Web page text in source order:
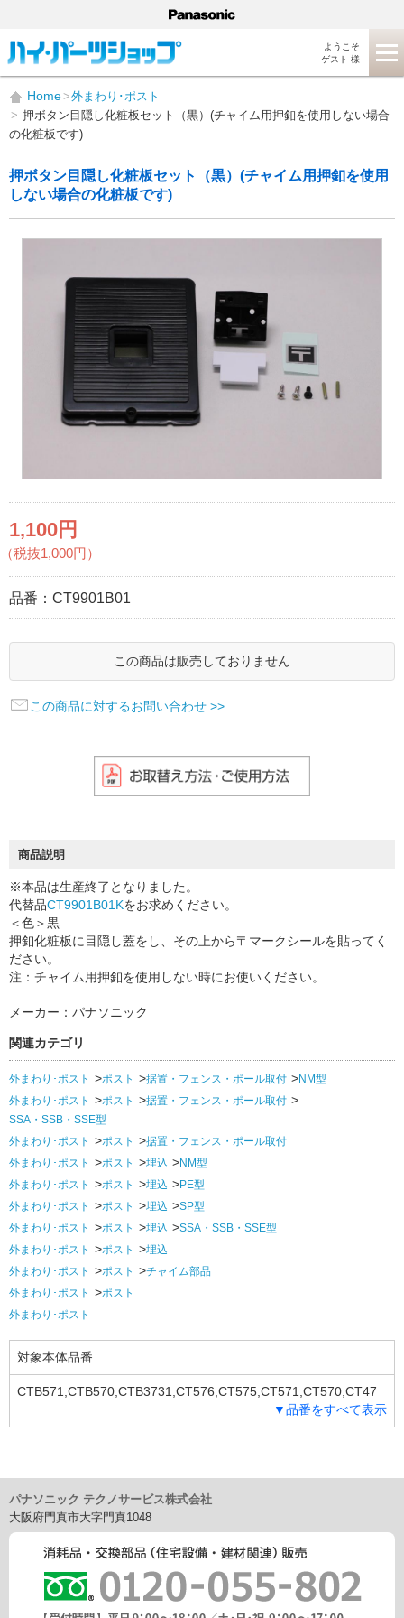
ようこそ
ゲスト 様
Home
外まわり･ポスト
押ボタン目隠し化粧板セット（黒）(チャイム用押釦を使用しない場合
の化粧板です)
押ボタン目隠し化粧板セット（黒）(チャイム用押釦を使用
しない場合の化粧板です)
1,100円
（税抜1,000円）
品番： CT9901B01
この商品は販売しておりません
この商品に対するお問い合わせ >>
商品説明
※本品は生産終了となりました。
代替品CT9901B01Kをお求めください。
＜色＞黒
押釦化粧板に目隠し蓋をし、その上から〒マークシールを貼ってく
ださい。
注：チャイム用押釦を使用しない時にお使いください。
メーカー：パナソニック
関連カテゴリ
外まわり･ポスト ポスト 据置・フェンス・ポール取付
NM型
外まわり･ポスト
ポスト
据置・フェンス・ポール取付
SSA・SSB・SSE型
外まわり･ポスト
ポスト
据置・フェンス・ポール取付
外まわり･ポスト
ポスト 埋込
NM型
外まわり･ポスト
ポスト 埋込
PE型
外まわり･ポスト
ポスト 埋込
SP型
外まわり･ポスト
ポスト 埋込
SSA・SSB・SSE型
外まわり･ポスト
ポスト
埋込
外まわり･ポスト
ポスト
チャイム部品
外まわり･ポスト
ポスト
外まわり･ポスト
対象本体品番
CTB571,CTB570,CTB3731,CT576,CT575,CT571,CT570,CT47
6,CT475,CT471,CT470,CT3736,CT3735,CT3731,CT3726,CT37
25,CT3721,CT2736,CT2735,CT2731
▼品番をすべて表示
パナソニック テクノサービス株式会社
大阪府門真市大字門真1048